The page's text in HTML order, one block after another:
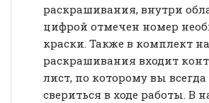
раскрашивания, внутри
цифрой отмечен номер
краски. Также в комплект
раскрашивания входит
лист, по которому вы
свериться в ходе работы. В